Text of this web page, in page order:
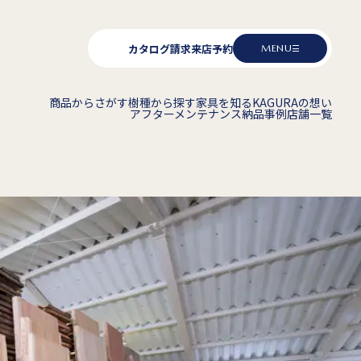
カタログ請求来店予約 MENU
商品からさがす樹種から探す家具を知るKAGURAの想い
アフターメンテナンス納品事例店舗一覧